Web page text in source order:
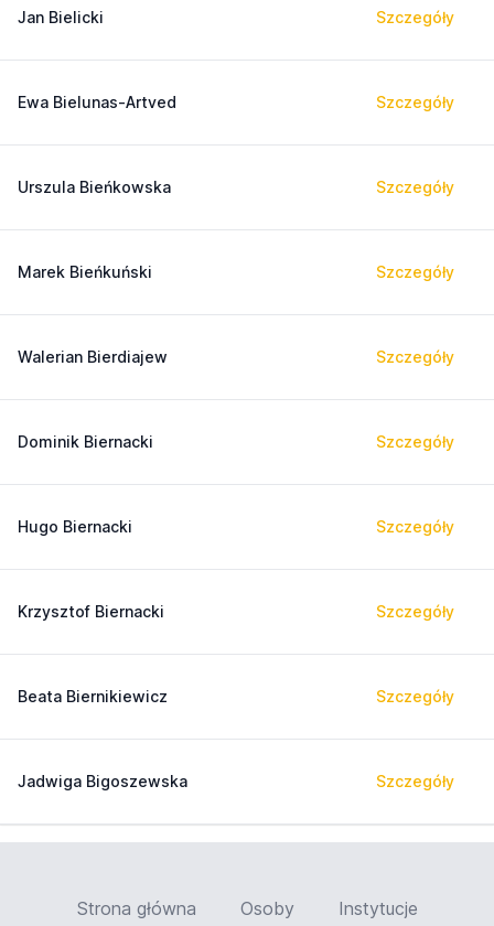
Jan Bielicki Szczegóły
Ewa Bielunas-Artved Szczegóły
Urszula Bieńkowska Szczegóły
Marek Bieńkuński Szczegóły
Walerian Bierdiajew Szczegóły
Dominik Biernacki Szczegóły
Hugo Biernacki Szczegóły
Krzysztof Biernacki Szczegóły
Beata Biernikiewicz Szczegóły
Jadwiga Bigoszewska Szczegóły
Strona główna Osoby Instytucje